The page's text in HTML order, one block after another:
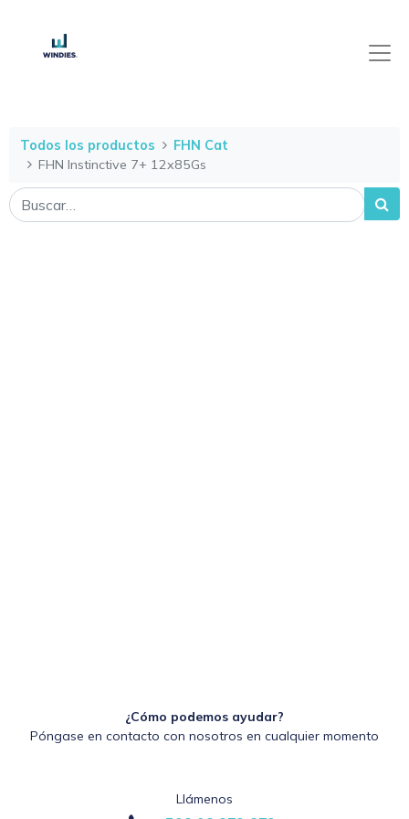
Todos los productos
FHN Cat
FHN Instinctive 7+ 12x85Gs
¿Cómo podemos ayudar?
Póngase en contacto con nosotros en cualquier momento
Llámenos